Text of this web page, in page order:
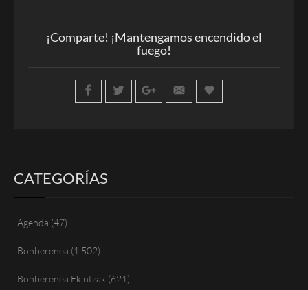
¡Comparte! ¡Mantengamos encendido el
fuego!
CATEGORÍAS
Agenda (47)
Bonberenea (1.502)
Bonberenea Ekintzak (621)